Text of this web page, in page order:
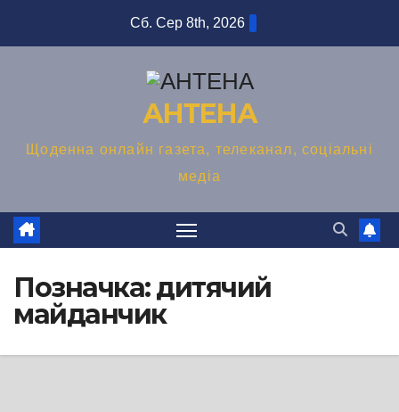
Сб. Сер 8th, 2026
АНТЕНА
Щоденна онлайн газета, телеканал, соціальні
медіа
Позначка:дитячий
майданчик